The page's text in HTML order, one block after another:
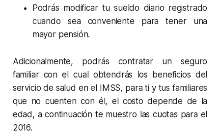
Podrás modificar tu sueldo diario registrado
cuando sea conveniente para tener una
mayor pensión.
Adicionalmente, podrás contratar un seguro
familiar con el cual obtendrás los beneficios del
servicio de salud en el IMSS, para ti y tus familiares
que no cuenten con él, el costo depende de la
edad, a continuación te muestro las cuotas para el
2016.